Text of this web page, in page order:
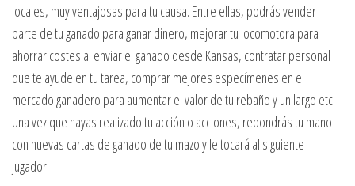
locales, muy ventajosas para tu causa. Entre ellas, podrás vender
parte de tu ganado para ganar dinero, mejorar tu locomotora para
ahorrar costes al enviar el ganado desde Kansas, contratar personal
que te ayude en tu tarea, comprar mejores especímenes en el
mercado ganadero para aumentar el valor de tu rebaño y un largo etc.
Una vez que hayas realizado tu acción o acciones, repondrás tu mano
con nuevas cartas de ganado de tu mazo y le tocará al siguiente
jugador.